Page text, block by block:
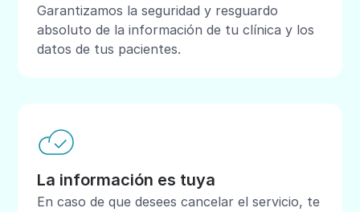
Garantizamos la seguridad y resguardo
absoluto de la información de tu clínica y los
datos de tus pacientes.
La información es tuya
En caso de que desees cancelar el servicio, te